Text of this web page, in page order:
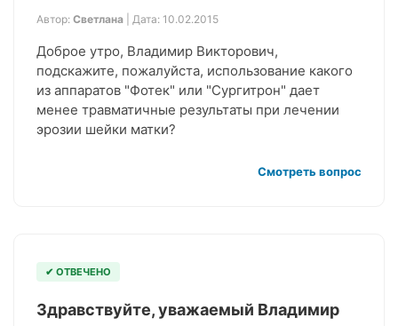
Автор: Светлана | Дата: 10.02.2015
Доброе утро, Владимир Викторович,
подскажите, пожалуйста, использование какого
из аппаратов "Фотек" или "Сургитрон" дает
менее травматичные результаты при лечении
эрозии шейки матки?
Смотреть вопрос
✔ ОТВЕЧЕНО
Здравствуйте, уважаемый Владимир